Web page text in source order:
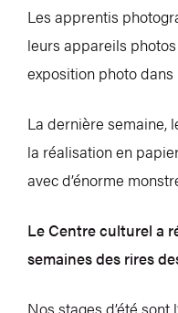
Les apprentis
leurs appareils
exposition photo
La dernière semaine,
la réalisation en
avec d’énorme
Le Centre culturel a
semaines des rires
Nos stages d’été